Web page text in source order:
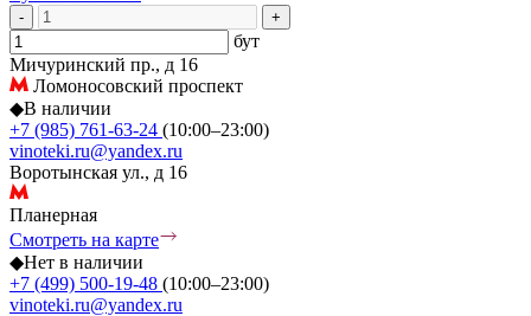
- +
бут
Мичуринский пр., д 16
Ломоносовский проспект
◆В наличии
+7 (985) 761-63-24 (10:00–23:00)
vinoteki.ru@yandex.ru
Воротынская ул., д 16
Планерная
Смотреть на карте
◆Нет в наличии
+7 (499) 500-19-48 (10:00–23:00)
vinoteki.ru@yandex.ru